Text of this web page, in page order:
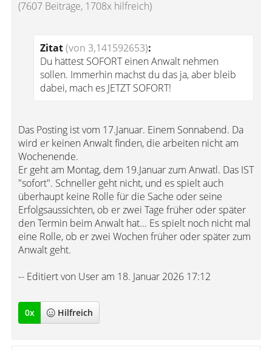
(7607 Beiträge, 1708x hilfreich)
Zitat(von 3,141592653):
Du hättest SOFORT einen Anwalt nehmen
sollen. Immerhin machst du das ja, aber bleib
dabei, mach es JETZT SOFORT!
Das Posting ist vom 17.Januar. Einem Sonnabend. Da
wird er keinen Anwalt finden, die arbeiten nicht am
Wochenende.
Er geht am Montag, dem 19.Januar zum Anwatl. Das IST
"sofort". Schneller geht nicht, und es spielt auch
überhaupt keine Rolle für die Sache oder seine
Erfolgsaussichten, ob er zwei Tage früher oder später
den Termin beim Anwalt hat... Es spielt noch nicht mal
eine Rolle, ob er zwei Wochen früher oder später zum
Anwalt geht.
-- Editiert von User am 18. Januar 2026 17:12
0x Hilfreich